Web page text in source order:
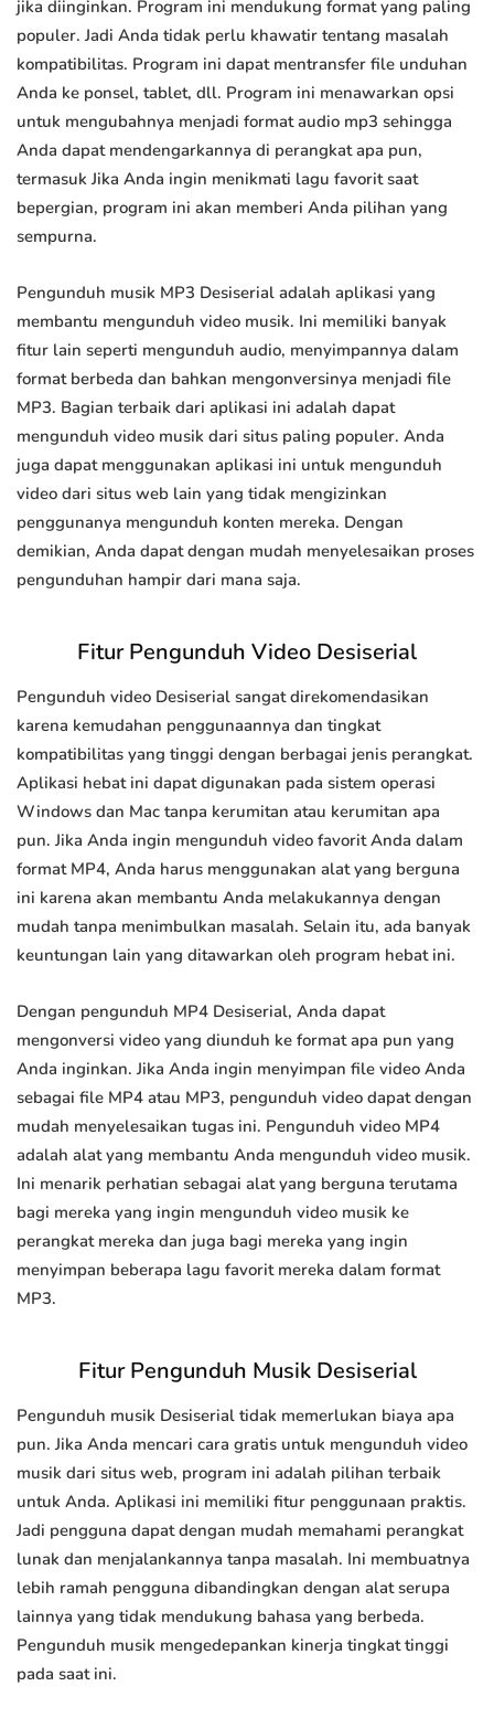
jika diinginkan. Program ini mendukung format yang paling
populer. Jadi Anda tidak perlu khawatir tentang masalah
kompatibilitas. Program ini dapat mentransfer file unduhan
Anda ke ponsel, tablet, dll. Program ini menawarkan opsi
untuk mengubahnya menjadi format audio mp3 sehingga
Anda dapat mendengarkannya di perangkat apa pun,
termasuk Jika Anda ingin menikmati lagu favorit saat
bepergian, program ini akan memberi Anda pilihan yang
sempurna.
Pengunduh musik MP3 Desiserial adalah aplikasi yang
membantu mengunduh video musik. Ini memiliki banyak
fitur lain seperti mengunduh audio, menyimpannya dalam
format berbeda dan bahkan mengonversinya menjadi file
MP3. Bagian terbaik dari aplikasi ini adalah dapat
mengunduh video musik dari situs paling populer. Anda
juga dapat menggunakan aplikasi ini untuk mengunduh
video dari situs web lain yang tidak mengizinkan
penggunanya mengunduh konten mereka. Dengan
demikian, Anda dapat dengan mudah menyelesaikan proses
pengunduhan hampir dari mana saja.
Fitur Pengunduh Video Desiserial
Pengunduh video Desiserial sangat direkomendasikan
karena kemudahan penggunaannya dan tingkat
kompatibilitas yang tinggi dengan berbagai jenis perangkat.
Aplikasi hebat ini dapat digunakan pada sistem operasi
Windows dan Mac tanpa kerumitan atau kerumitan apa
pun. Jika Anda ingin mengunduh video favorit Anda dalam
format MP4, Anda harus menggunakan alat yang berguna
ini karena akan membantu Anda melakukannya dengan
mudah tanpa menimbulkan masalah. Selain itu, ada banyak
keuntungan lain yang ditawarkan oleh program hebat ini.
Dengan pengunduh MP4 Desiserial, Anda dapat
mengonversi video yang diunduh ke format apa pun yang
Anda inginkan. Jika Anda ingin menyimpan file video Anda
sebagai file MP4 atau MP3, pengunduh video dapat dengan
mudah menyelesaikan tugas ini. Pengunduh video MP4
adalah alat yang membantu Anda mengunduh video musik.
Ini menarik perhatian sebagai alat yang berguna terutama
bagi mereka yang ingin mengunduh video musik ke
perangkat mereka dan juga bagi mereka yang ingin
menyimpan beberapa lagu favorit mereka dalam format
MP3.
Fitur Pengunduh Musik Desiserial
Pengunduh musik Desiserial tidak memerlukan biaya apa
pun. Jika Anda mencari cara gratis untuk mengunduh video
musik dari situs web, program ini adalah pilihan terbaik
untuk Anda. Aplikasi ini memiliki fitur penggunaan praktis.
Jadi pengguna dapat dengan mudah memahami perangkat
lunak dan menjalankannya tanpa masalah. Ini membuatnya
lebih ramah pengguna dibandingkan dengan alat serupa
lainnya yang tidak mendukung bahasa yang berbeda.
Pengunduh musik mengedepankan kinerja tingkat tinggi
pada saat ini.